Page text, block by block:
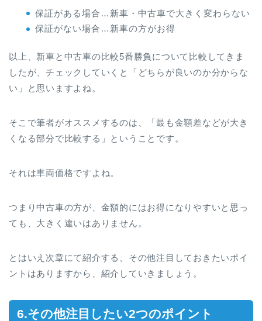
保証がある場合…新車・中古車で大きく変わらない
保証がない場合…新車の方がお得
以上、新車と中古車の比較5番勝負について比較してきま
したが、チェックしていくと「どちらが良いのか分からな
い」と思いますよね。
そこで筆者がオススメするのは、「最も金額差などが大き
くなる部分で比較する」ということです。
それは車両価格ですよね。
つまり中古車の方が、金額的にはお得になりやすいと思っ
ても、大きく違いはありません。
とはいえ次章にて紹介する、その他注目しておきたいポイ
ントはありますから、紹介していきましょう。
6.その他注目したい2つのポイント